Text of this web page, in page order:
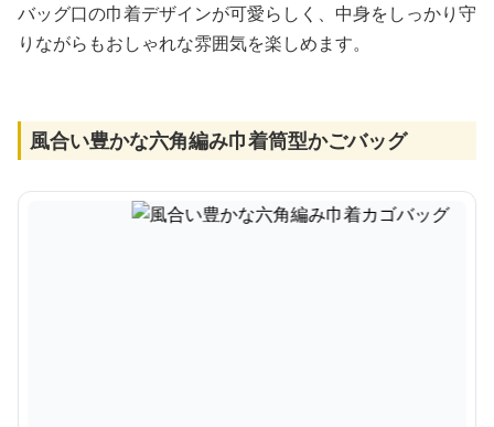
バッグ口の巾着デザインが可愛らしく、中身をしっかり守
りながらもおしゃれな雰囲気を楽しめます。
風合い豊かな六角編み巾着筒型かごバッグ